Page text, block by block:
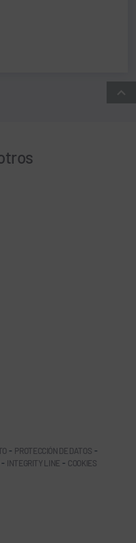
- PROTECCIÓN DE DATOS -
- INTEGRITY LINE - COOKIES